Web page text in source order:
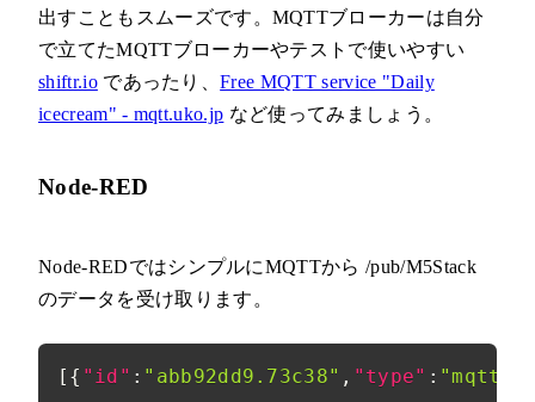
出すこともスムーズです。MQTTブローカーは自分
で立てたMQTTブローカーやテストで使いやすい
shiftr.ioであったり、Free MQTT service "Daily
icecream" - mqtt.uko.jp など使ってみましょう。
Node-RED
Node-REDではシンプルにMQTTから /pub/M5Stack
のデータを受け取ります。
[ { "id" : "abb92dd9.73c38" , "type" : "mqtt